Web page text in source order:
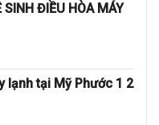
SINH ĐIỀU HÒA MÁY
lạnh tại Mỹ Phước 1 2